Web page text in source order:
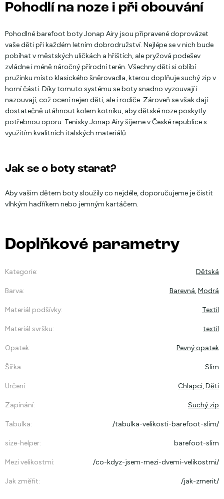
Pohodlí na noze i při obouvání
Pohodlné barefoot boty Jonap Airy jsou připravené doprovázet
vaše děti při každém letním dobrodružství. Nejlépe se v nich bude
pobíhat v městských uličkách a hřištích, ale pryžová podešev
zvládne i méně náročný přírodní terén. Všechny děti si oblíbí
pružinku místo klasického šněrovadla, kterou doplňuje suchý zip v
horní části. Díky tomuto systému se boty snadno vyzouvají i
nazouvají, což ocení nejen děti, ale i rodiče. Zároveň se však dají
dostatečně utáhnout kolem kotníku, aby dětské noze poskytly
potřebnou oporu. Tenisky Jonap Airy šijeme v České republice s
využitím kvalitních italských materiálů.
Jak se o boty starat?
Aby vašim dětem boty sloužily co nejdéle, doporučujeme je čistit
vlhkým hadříkem nebo jemným kartáčem.
Doplňkové parametry
Kategorie: Dětská
Barva: Barevná,Modrá
Materiál podšívky: Textil
Materiál svršku: textil
Opatek: Pevný opatek
Šířka: Slim
Určení: Chlapci,Děti
Zapínání: Suchý zip
Tabulka: /tabulka-velikosti-barefoot-slim/
size-helper: barefoot-slim
Mezi velikostmi: /co-kdyz-jsem-mezi-dvemi-velikostmi/
Jak změřit: /jak-zmerit/